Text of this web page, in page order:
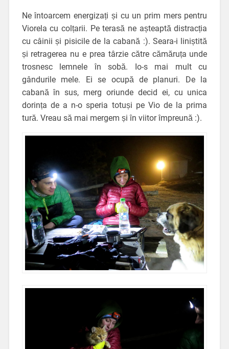
Ne întoarcem energizați și cu un prim mers pentru
Viorela cu colțarii. Pe terasă ne așteaptă distracția
cu câinii și pisicile de la cabană :). Seara-i liniștită
și retragerea nu e prea târzie către cămăruța unde
trosnesc lemnele în sobă. Io-s mai mult cu
gândurile mele. Ei se ocupă de planuri. De la
cabană în sus, merg oriunde decid ei, cu unica
dorința de a n-o speria totuși pe Vio de la prima
tură. Vreau să mai mergem și în viitor împreună :).